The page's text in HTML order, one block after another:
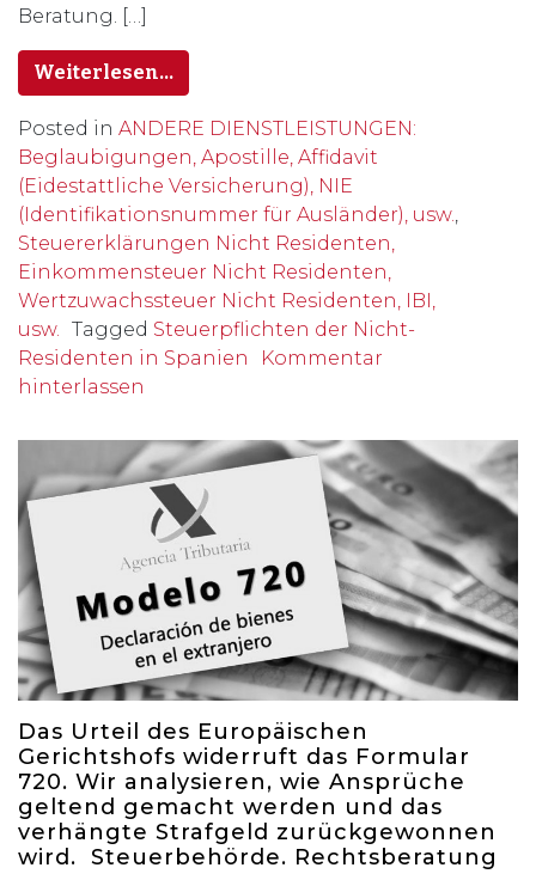
Beratung. […]
Weiterlesen…
Posted in ANDERE DIENSTLEISTUNGEN:
Beglaubigungen, Apostille, Affidavit
(Eidestattliche Versicherung), NIE
(Identifikationsnummer für Ausländer), usw.
Steuererklärungen Nicht Residenten,
Einkommensteuer Nicht Residenten,
Wertzuwachssteuer Nicht Residenten, IBI,
usw.
Tagged Steuerpflichten der Nicht-
Residenten in Spanien
Kommentar
hinterlassen
Das Urteil des Europäischen
Gerichtshofs widerruft das Formular
720. Wir analysieren, wie Ansprüche
geltend gemacht werden und das
verhängte Strafgeld zurückgewonnen
wird. Steuerbehörde. Rechtsberatung